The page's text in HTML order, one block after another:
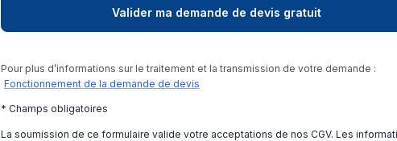
Pour plus d’informations sur le traitement et la transmission de votre demande :
Fonctionnement de la demande de devis
* Champs obligatoires
La soumission de ce formulaire valide votre acceptations de nos CGV. Les